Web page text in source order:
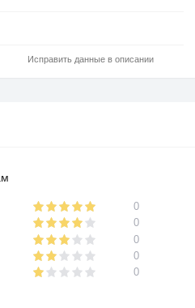
Исправить данные в описании
0
0
0
0
0